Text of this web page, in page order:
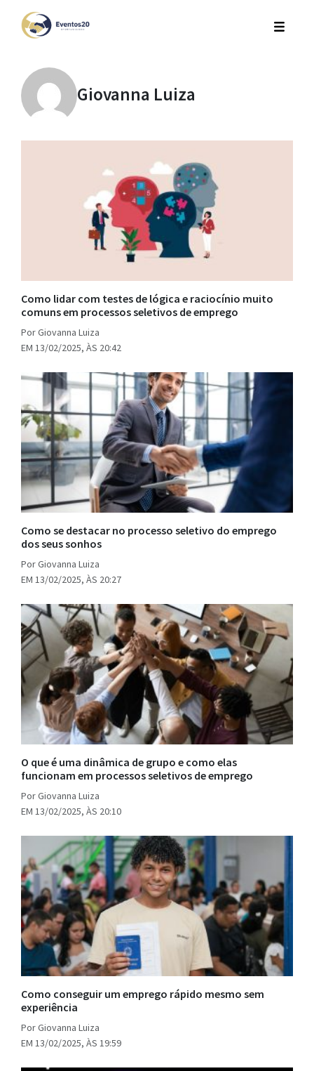
Giovanna Luiza
Como lidar com testes de lógica e raciocínio muito
comuns em processos seletivos de emprego
Por Giovanna Luiza
EM 13/02/2025, ÀS 20:42
Como se destacar no processo seletivo do emprego
dos seus sonhos
Por Giovanna Luiza
EM 13/02/2025, ÀS 20:27
O que é uma dinâmica de grupo e como elas
funcionam em processos seletivos de emprego
Por Giovanna Luiza
EM 13/02/2025, ÀS 20:10
Como conseguir um emprego rápido mesmo sem
experiência
Por Giovanna Luiza
EM 13/02/2025, ÀS 19:59